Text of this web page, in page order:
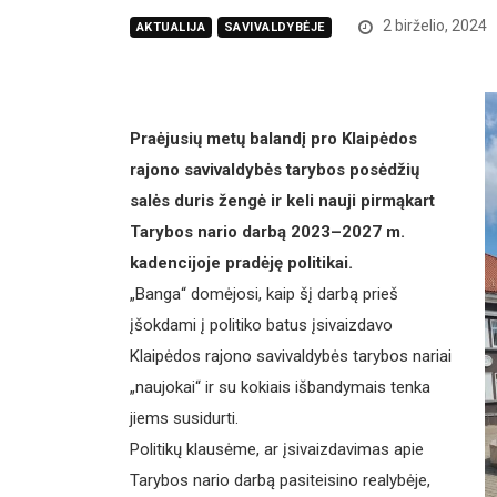
AKTUALIJA SAVIVALDYBĖJE 2 birželio, 2024
Praėjusių metų balandį pro Klaipėdos
rajono savivaldybės tarybos posėdžių
salės duris žengė ir keli nauji pirmąkart
Tarybos nario darbą 2023–2027 m.
kadencijoje pradėję politikai.
„Banga“ domėjosi, kaip šį darbą prieš
įšokdami į politiko batus įsivaizdavo
Klaipėdos rajono savivaldybės tarybos nariai
„naujokai“ ir su kokiais išbandymais tenka
jiems susidurti.
Politikų klausėme, ar įsivaizdavimas apie
Tarybos nario darbą pasiteisino realybėje,